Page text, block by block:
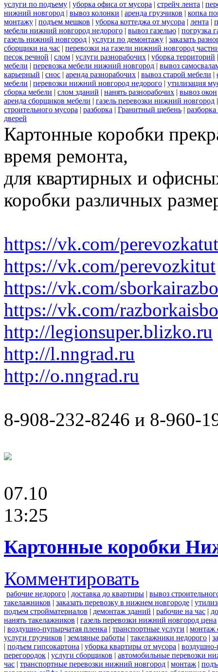
услуги по подъему | уборка офиса от мусора | стрейч лента |
нижний новгород | вывоз колонки | аренда грузчиков | копка
монтажу | подъем мешков | уборка коттеджа от мусора | лента |
мебели нижний новгород недорого | вывоз газелью | погрузка
газель нижний новгород | услуги по демонтажу | заказать
сборщики на час | перевозки на газели нижний новгород
песок речной | слом | услуги разнорабочих | уборка территорий
мебели | перевозка мебели нижний новгород | вывоз
карьерный | снос | аренда разнорабочих | вывоз старой мебели |
мебели | перевозки нижний новгород недорого | утилизация
сборка мебели | слом зданий | нанять разнорабочих | вывоз окон
аренда сборщиков мебели | газель перевозки нижний новгород
строительного мусора | разборка | Гранитный щебень |
дверей
Картонные коробки
время ремонта,
для квартирных и
коробки различных
https://vk.com/perevozkatut
https://vk.com/perevozkitut
https://vk.com/
https://vk.com/
http://legionsuper.blizko.ru
http://l.nngrad.ru
http://o.nngrad.ru
8-908-232-8246 и 8-960-
07.10
13:25
Картонные коробки
Комментировать
рабочие недорого | доставка до квартиры | вывоз
такелажников | заказать перевозку в нижнем новгороде |
подъем стройматериалов | демонтаж зданий | рабочие на час |
нанять такелажников | газель перевозки нижний новгород цена
| воздушно-пупырчатая пленка | транспортные услуги | монтаж
услуги грузчиков | земляные работы | такелажники недорого |
| подъем гипсокартона | уборка квартиры от мусора | воздушно-
перегородок | услуги сборщиков | автомобильные перевозки
час | транспортные перевозки нижний новгород | монтаж |